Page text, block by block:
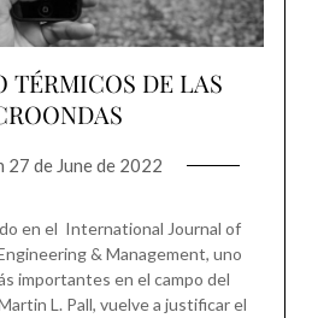
TÉRMICOS DE LAS
27 de June de 2022
en el International Journal of
& Management, uno
importantes en el campo del
L. Pall, vuelve a justificar el